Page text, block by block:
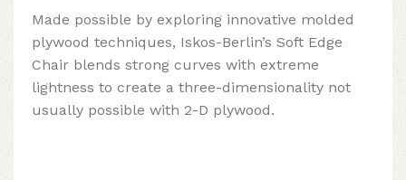
Made possible by exploring innovative molded
plywood techniques, Iskos-Berlin’s Soft Edge
Chair blends strong curves with extreme
lightness to create a three-dimensionality not
usually possible with 2-D plywood.